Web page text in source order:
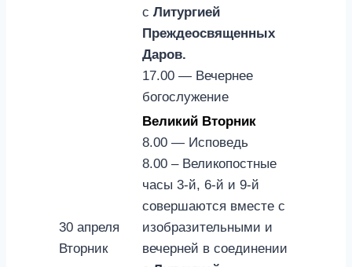
с Литургией
Преждеосвященных
Даров.
17.00 — Вечернее
богослужение
30 апреля
Вторник
Великий Вторник
8.00 — Исповедь
8.00 – Великопостные
часы 3-й, 6-й и 9-й
совершаются вместе с
изобразительными и
вечерней в соединении